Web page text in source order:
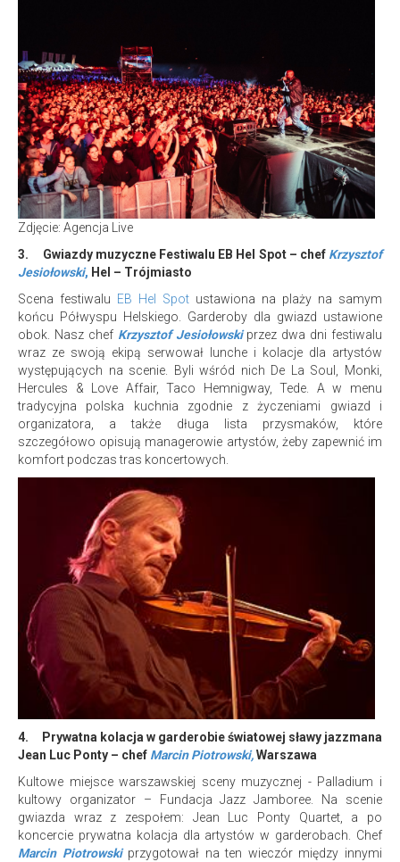
Zdjęcie: Agencja Live
3. Gwiazdy muzyczne Festiwalu EB Hel Spot – chef Krzysztof
Jesiołowski, Hel – Trójmiasto
Scena festiwalu EB Hel Spot ustawiona na plaży na samym
końcu Półwyspu Helskiego. Garderoby dla gwiazd ustawione
obok. Nasz chef Krzysztof Jesiołowskiprzez dwa dni festiwalu
wraz ze swoją ekipą serwował lunche i kolacje dla artystów
występujących na scenie. Byli wśród nich De La Soul, Monki,
Hercules & Love Affair, Taco Hemnigway, Tede. A w menu
tradycyjna polska kuchnia zgodnie z życzeniami gwiazd i
organizatora, a także długa lista przysmaków, które
szczegółowo opisują managerowie artystów, żeby zapewnić im
komfort podczas tras koncertowych.
4.
Prywatna kolacja w garderobie światowej sławy jazzmana
Jean Luc Ponty – chef Marcin Piotrowski,Warszawa
Kultowe miejsce warszawskiej sceny muzycznej - Palladium i
kultowy organizator – Fundacja Jazz Jamboree. Na scenie
gwiazda wraz z zespołem: Jean Luc Ponty Quartet, a po
koncercie prywatna kolacja dla artystów w garderobach. Chef
Marcin Piotrowski przygotował na ten wieczór między innymi